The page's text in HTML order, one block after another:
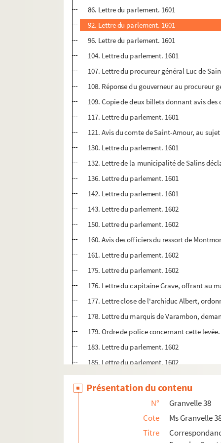
86. Lettre du parlement. 1601
92. Lettre du parlement. 1601
96. Lettre du parlement. 1601
104. Lettre du parlement. 1601
107. Lettre du procureur général Luc de
108. Réponse du gouverneur au procureur
109. Copie de deux billets donnant avis
117. Lettre du parlement. 1601
121. Avis du comte de Saint-Amour, au
130. Lettre du parlement. 1601
132. Lettre de la municipalité de Salins
136. Lettre du parlement. 1601
142. Lettre du parlement. 1601
143. Lettre du parlement. 1602
150. Lettre du parlement. 1602
160. Avis des officiers du ressort de
161. Lettre du parlement. 1602
175. Lettre du parlement. 1602
176. Lettre du capitaine Grave, offrant au
177. Lettre close de l'archiduc Albert,
178. Lettre du marquis de Varambon,
179. Ordre de police concernant cette
183. Lettre du parlement. 1602
185. Lettre du parlement. 1602
187. Lettre rassurant les officiers de
196. Lettre du parlement. 1604
197. Note du bailli d'Amont, Jérôme
200. Lettre du parlement. 1603
201. Lettre du gouvernement de la
Présentation du contenu
N°
Granvelle 38
Cote
Ms Granvelle
Titre